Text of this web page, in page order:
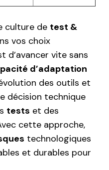
culture de test &
vos choix
d’avancer vite sans
d’adaptation
des outils et
décision technique
tests et des
cette approche,
technologiques
et durables pour